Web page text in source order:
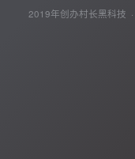
2019年创办村长黑科技 ·